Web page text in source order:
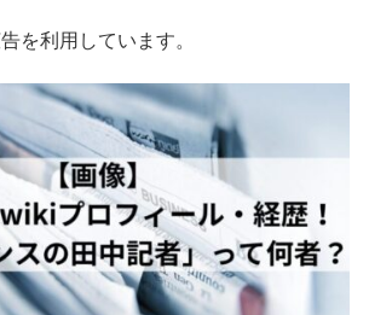
を利用しています。